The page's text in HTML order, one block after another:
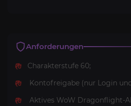
Anforderungen
Charakterstufe 60;
Kontofreigabe (nur Login
Aktives WoW Dragonflight-